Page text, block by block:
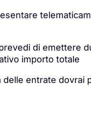
di emettere
importo totale
entrate dovrai